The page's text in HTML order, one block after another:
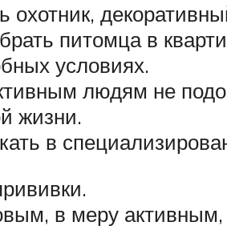
питомца в
условиях.
людям не
жизни.
в
в меру активным,